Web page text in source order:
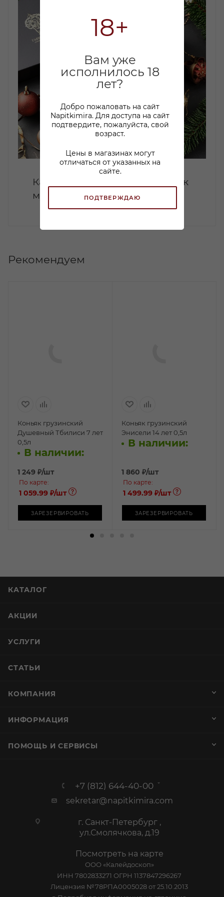
18+
Вам уже
исполнилось 18
лет?
Добро пожаловать на сайт
Napitkimira. Для доступа на сайт
подтвердите, пожалуйста, свой
возраст.
Цены в магазинах могут
отличаться от указанных на
сайте.
ПОДТВЕРЖДАЮ
Какой коньяк купить в подарок
мужчине: советы по выбору
Рекомендуем
Коньяк грузинский
Душевный Тбилиси 7 лет
0,5л
В наличии:
1 249 ₽/шт
По карте:
1 059.99 ₽/шт
ЗАРЕЗЕРВИРОВАТЬ
Коньяк грузинский
Энисели 14 лет 0,5л
В наличии:
1 860 ₽/шт
По карте:
1 499.99 ₽/шт
ЗАРЕЗЕРВИРОВАТЬ
КАТАЛОГ
АКЦИИ
УСЛУГИ
СТАТЬИ
КОМПАНИЯ
ИНФОРМАЦИЯ
ПОМОЩЬ И СЕРВИСЫ
+7 (812) 644-40-00
sekretar@napitkimira.com
г. Санкт-Петербург ,
ул.Смолячкова, д.19
Посмотреть на карте
ООО «Калейдоскоп»
ИНН 7802833271 ОГРН 1137847296267
Лицензия №78РПА0005028 от 25.10.2013